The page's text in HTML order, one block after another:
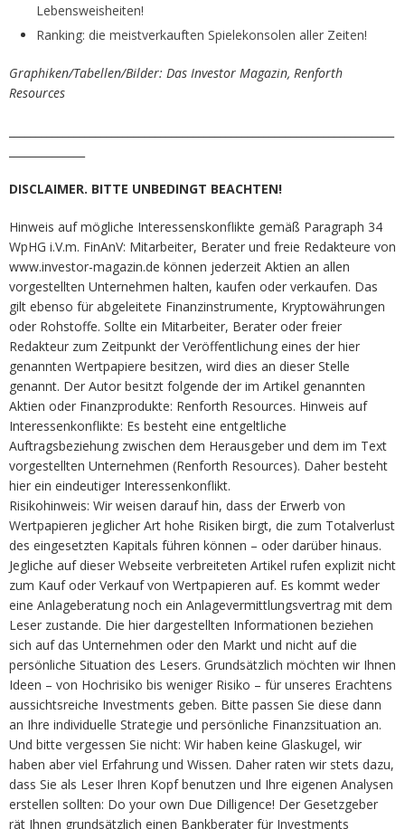
Lebensweisheiten!
Ranking: die meistverkauften Spielekonsolen aller Zeiten!
Graphiken/Tabellen/Bilder: Das Investor Magazin, Renforth
Resources
DISCLAIMER. BITTE UNBEDINGT BEACHTEN!
Hinweis auf mögliche Interessenskonflikte gemäß Paragraph 34
WpHG i.V.m. FinAnV: Mitarbeiter, Berater und freie Redakteure von
www.investor-magazin.de können jederzeit Aktien an allen
vorgestellten Unternehmen halten, kaufen oder verkaufen. Das
gilt ebenso für abgeleitete Finanzinstrumente, Kryptowährungen
oder Rohstoffe. Sollte ein Mitarbeiter, Berater oder freier
Redakteur zum Zeitpunkt der Veröffentlichung eines der hier
genannten Wertpapiere besitzen, wird dies an dieser Stelle
genannt. Der Autor besitzt folgende der im Artikel genannten
Aktien oder Finanzprodukte: Renforth Resources. Hinweis auf
Interessenkonflikte: Es besteht eine entgeltliche
Auftragsbeziehung zwischen dem Herausgeber und dem im Text
vorgestellten Unternehmen (Renforth Resources). Daher besteht
hier ein eindeutiger Interessenkonflikt.
Risikohinweis: Wir weisen darauf hin, dass der Erwerb von
Wertpapieren jeglicher Art hohe Risiken birgt, die zum Totalverlust
des eingesetzten Kapitals führen können – oder darüber hinaus.
Jegliche auf dieser Webseite verbreiteten Artikel rufen explizit nicht
zum Kauf oder Verkauf von Wertpapieren auf. Es kommt weder
eine Anlageberatung noch ein Anlagevermittlungsvertrag mit dem
Leser zustande. Die hier dargestellten Informationen beziehen
sich auf das Unternehmen oder den Markt und nicht auf die
persönliche Situation des Lesers. Grundsätzlich möchten wir Ihnen
Ideen – von Hochrisiko bis weniger Risiko – für unseres Erachtens
aussichtsreiche Investments geben. Bitte passen Sie diese dann
an Ihre individuelle Strategie und persönliche Finanzsituation an.
Und bitte vergessen Sie nicht: Wir haben keine Glaskugel, wir
haben aber viel Erfahrung und Wissen. Daher raten wir stets dazu,
dass Sie als Leser Ihren Kopf benutzen und Ihre eigenen Analysen
erstellen sollten: Do your own Due Dilligence! Der Gesetzgeber
rät Ihnen grundsätzlich einen Bankberater für Investments